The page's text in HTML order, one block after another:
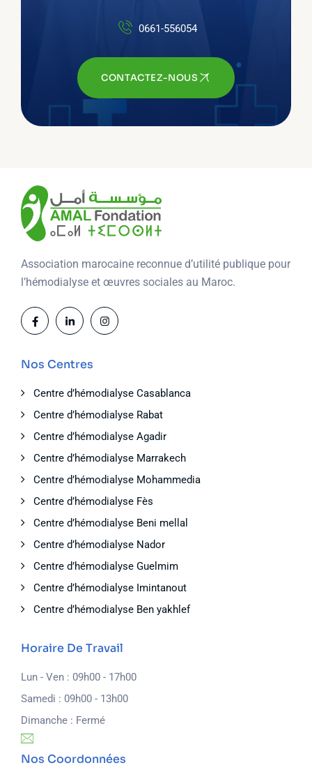
0661-556054
CONTACTEZ-NOUS
Association marocaine reconnue d’utilité publique pour
l’hémodialyse et œuvres sociales au Maroc.
Nos Centres
Centre d’hémodialyse Casablanca
Centre d’hémodialyse Rabat
Centre d’hémodialyse Agadir
Centre d’hémodialyse Marrakech
Centre d’hémodialyse Mohammedia
Centre d’hémodialyse Fès
Centre d’hémodialyse Beni mellal
Centre d’hémodialyse Nador
Centre d’hémodialyse Guelmim
Centre d’hémodialyse Imintanout
Centre d’hémodialyse Ben yakhlef
Horaire De Travail
Lun - Ven : 09h00 - 17h00
Samedi : 09h00 - 13h00
Dimanche : Fermé
Nos Coordonnées